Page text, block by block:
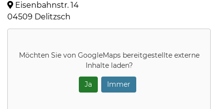
Eisenbahnstr. 14
04509 Delitzsch
Möchten Sie von GoogleMapsbereitgestellte externe
Inhalte laden?
Ja Immer